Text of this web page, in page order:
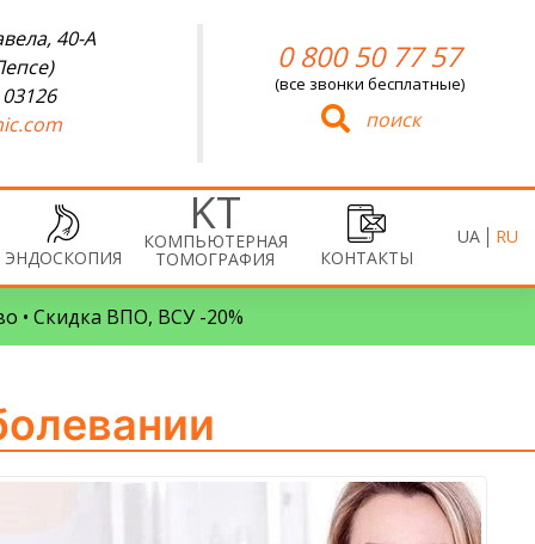
40-А
0 800 50 77 57
(все звонки бесплатные)
поиск
ЭНДОСКОПИЯ
КОМПЬЮТЕРНАЯ
ТОМОГРАФИЯ КОНТАКТЫ
UA RU
• Скидка ВПО, ВСУ -20%